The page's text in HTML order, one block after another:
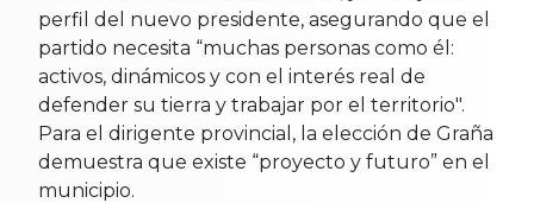
perfil del nuevo presidente, asegurando que el
partido necesita “muchas personas como él:
activos, dinámicos y con el interés real de
defender su tierra y trabajar por el territorio".
Para el dirigente provincial, la elección de Graña
demuestra que existe “proyecto y futuro” en el
municipio.